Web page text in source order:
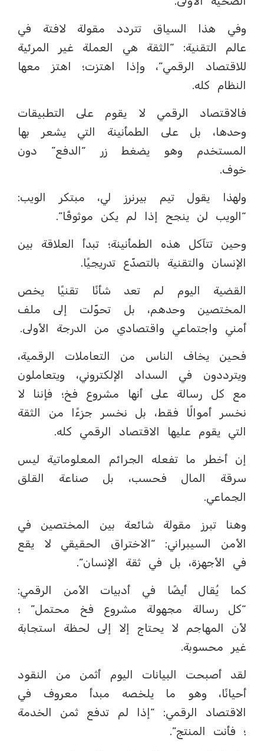
وفي هذا السياق تتردد مقولة لافتة في
عالم التقنية: “الثقة هي العملة غير المرئية
للاقتصاد الرقمي”، وإذا اهتزت؛ اهتز معها
النظام كله.
فالاقتصاد الرقمي لا يقوم على التطبيقات
وحدها، بل على الطمأنينة التي يشعر بها
المستخدم وهو يضغط زر “الدفع” دون
خوف.
ولهذا يقول تيم بيرنرز لي، مبتكر الويب:
“الويب لن ينجح إذا لم يكن موثوقًا”.
وحين تتآكل هذه الطمأنينة؛ تبدأ العلاقة بين
الإنسان والتقنية بالتصدّع تدريجيًا.
القضية اليوم لم تعد شأنًا تقنيًا يخص
المختصين وحدهم، بل تحوّلت إلى ملف
أمني واجتماعي واقتصادي من الدرجة الأولى.
فحين يخاف الناس من التعاملات الرقمية،
ويترددون في السداد الإلكتروني، ويتعاملون
مع كل رسالة على أنها مشروع فخ؛ فإننا لا
نخسر أموالًا فقط، بل نخسر جزءًا من الثقة
التي يقوم عليها الاقتصاد الرقمي كله.
إن أخطر ما تفعله الجرائم المعلوماتية ليس
سرقة المال فحسب، بل صناعة القلق
الجماعي.
وهنا تبرز مقولة شائعة بين المختصين في
الأمن السيبراني: “الاختراق الحقيقي لا يقع
في الأجهزة، بل في ثقة الإنسان”.
كما يُقال أيضًا في أدبيات الأمن الرقمي:
“كل رسالة مجهولة مشروع فخ محتمل” ؛
لأن المهاجم لا يحتاج إلا إلى لحظة استجابة
غير محسوبة.
لقد أصبحت البيانات اليوم أثمن من النقود
أحيانًا، وهو ما يلخصه مبدأ معروف في
الاقتصاد الرقمي: “إذا لم تدفع ثمن الخدمة
؛ فأنت المنتج”.